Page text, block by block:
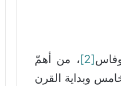
[2]
، من أهمّ
وبداية القرن